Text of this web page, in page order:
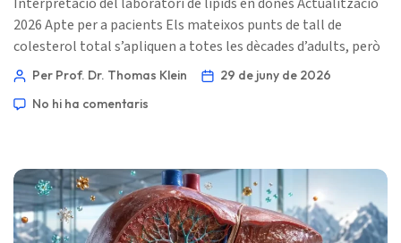
2026 Apte per a pacients Els mateixos punts de tall de
colesterol total s’apliquen a totes les dècades d’adults, però
el significat canvia amb la menopausa, l’historial d’embaràs,
📖 ~11 minuts 📅 29 de juny de 2026 📝 Publicat: 29 de juny
Per Prof. Dr. Thomas Klein
29 de juny de 2026
No hi ha comentaris